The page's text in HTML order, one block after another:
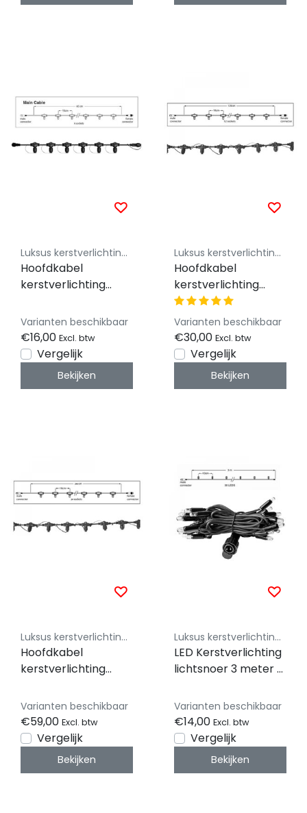
Luksus kerstverlichting koppelbaar 230V
Hoofdkabel
kerstverlichting
aansluitingen – voor
uitbreidbare
kerstverlichting
Varianten beschikbaar
€16,00 Excl. btw
Vergelijk
Bekijken
Luksus kerstverlichting koppelbaar 230V
Hoofdkabel
kerstverlichting
Zwart – 120 cm – 12
aansluitingen – voor
uitbreidbare LED
verlichting
Varianten beschikbaar
€30,00 Excl. btw
Vergelijk
Bekijken
Luksus kerstverlichting koppelbaar 230V
Hoofdkabel
kerstverlichting
aansluitingen – voor
uitbreidbare LED
verlichting
Varianten beschikbaar
€59,00 Excl. btw
Vergelijk
Bekijken
Luksus kerstverlichting koppelbaar 230V
LED Kerstverlichting
lichtsnoer 3 meter –
Zwart snoer – 230V
systeem (IP65)
Varianten beschikbaar
€14,00 Excl. btw
Vergelijk
Bekijken